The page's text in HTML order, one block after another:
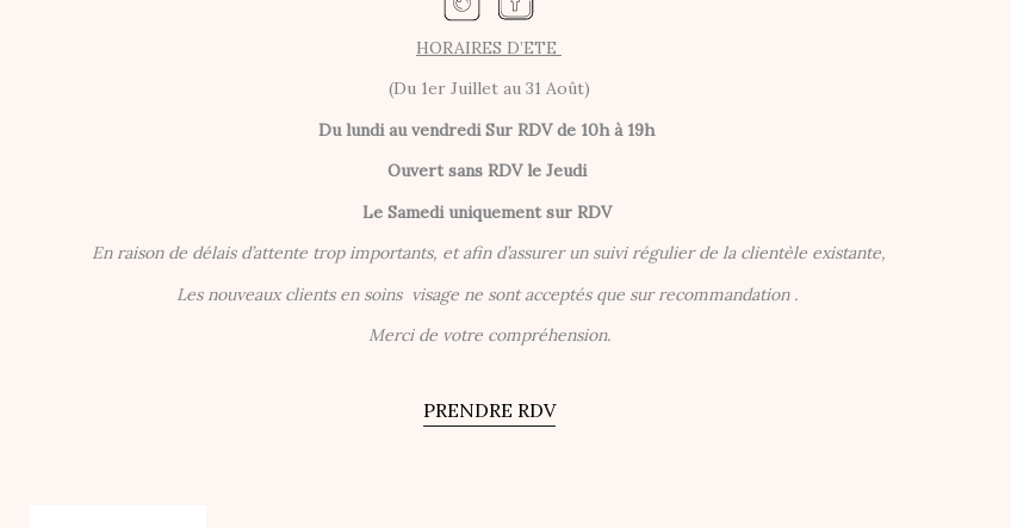
HORAIRES D’ETE
(Du 1er Juillet au 31 Août)
Du lundi au vendredi Sur RDV de 10h à 19h
Ouvert sans RDV le Jeudi
Le Samedi uniquement sur RDV
En raison de délais d’attente trop importants, et afin d’assurer un suivi régulier de la clientèle existante,
Les nouveaux clients en soins visage ne sont acceptés que sur recommandation .
Merci de votre compréhension.
PRENDRE RDV